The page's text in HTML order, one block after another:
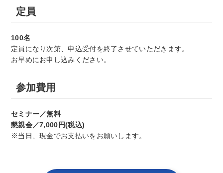
定員
100名
定員になり次第、申込受付を終了させていただきます。
お早めにお申し込みください。
参加費用
セミナー／無料
懇親会／7,000円(税込)
※当日、現金でお支払いをお願いします。